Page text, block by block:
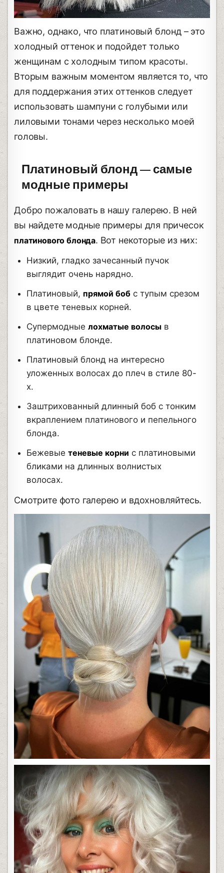
Важно, однако, что платиновый блонд – это
холодный оттенок и подойдет только
женщинам с холодным типом красоты.
Вторым важным моментом является то, что
для поддержания этих оттенков следует
использовать шампуни с голубыми или
лиловыми тонами через несколько моей
головы.
Платиновый блонд — самые
модные примеры
Добро пожаловать в нашу галерею. В ней
вы найдете модные примеры для причесок
платинового блонда. Вот некоторые из них:
Низкий, гладко зачесанный пучок
выглядит очень нарядно.
Платиновый, прямой боб с тупым срезом
в цвете теневых корней.
Супермодныелохматые волосы в
платиновом блонде.
Платиновый блонд на интересно
уложенных волосах до плеч в стиле 80-
х.
Заштрихованный длинный боб с тонким
вкраплением платинового и пепельного
блонда.
Бежевыетеневые корни с платиновыми
бликами на длинных волнистых
волосах.
Смотрите фото галерею и вдохновляйтесь.